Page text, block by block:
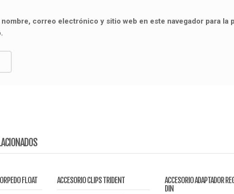
nombre, correo electrónico y sitio web en este navegador para la
FLOAT ACCESORIO CLIPS TRIDENT
ACCESORIO ADAPTADOR
DIN